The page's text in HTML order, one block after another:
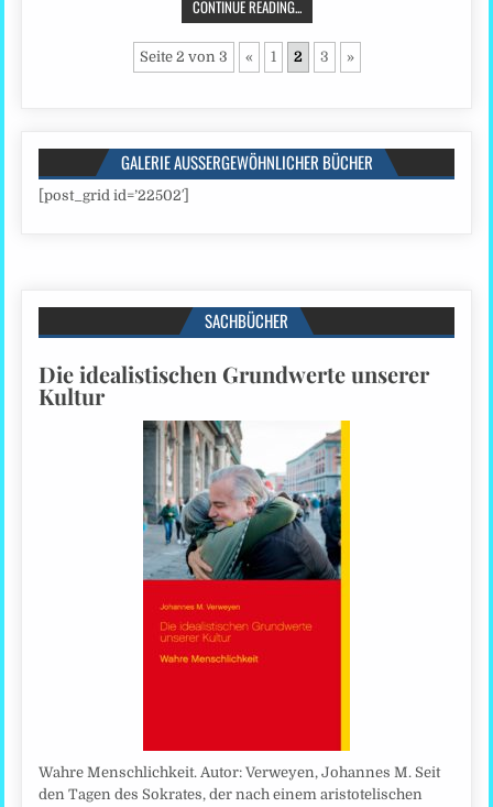
CONTINUE READING...
Seite 2 von 3 « 1 2 3 »
GALERIE AUSSERGEWÖHNLICHER BÜCHER
[post_grid id=’22502′]
SACHBÜCHER
Die idealistischen Grundwerte unserer
Kultur
Wahre Menschlichkeit. Autor: Verweyen, Johannes M. Seit
den Tagen des Sokrates, der nach einem aristotelischen